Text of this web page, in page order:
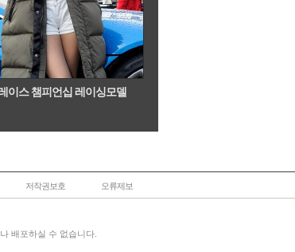
이스 챔피언십 레이싱모델
저작권보호 오류제보
배포하실 수 없습니다.